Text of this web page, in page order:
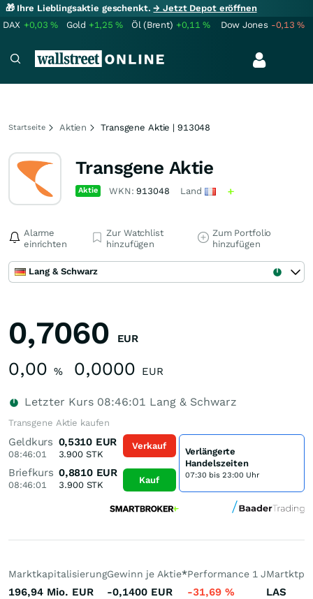
🎁 Ihre Lieblingsaktie geschenkt.→ Jetzt Depot eröffnen
DAX +0,03% Gold +1,25% Öl (Brent) +0,11% Dow Jones -0,13%
Startseite Aktien Transgene Aktie | 913048
Transgene Aktie
Aktie WKN:913048 Land
Alarme
einrichten
Zur Watchlist
hinzufügen
Zum Portfolio
hinzufügen
Lang & Schwarz
0,7060 EUR
0,00 % 0,0000 EUR
Letzter Kurs 08:46:01 Lang & Schwarz
Transgene Aktie kaufen
Geldkurs
08:46:01
0,5310 EUR
3.900STK
Briefkurs
08:46:01
0,8810 EUR
3.900STK
Verkauf
Kauf
Verlängerte
Handelszeiten
07:30 bis 23:00 Uhr
Marktkapitalisierung
196,94 Mio. EUR
Gewinn je Aktie*
-0,1400 EUR
Performance 1 J
-31,69 % LAS